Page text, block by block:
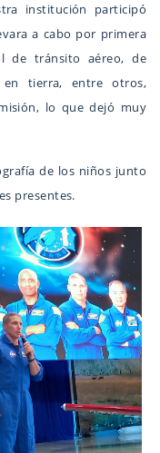
institución participó
a cabo por primera
de tránsito aéreo, de
en tierra, entre otros,
lo que dejó muy
de los niños junto
presentes.